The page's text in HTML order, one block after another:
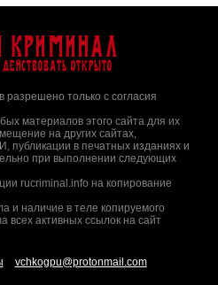
Криминал
открыто
только с согласия
материалов этого сайта для их
на других сайтах,
публикации в печатных изданиях и
при выполнении следующих
rucriminal.info на копирование
и наличие в теле копируемого
всех активных ссылок на сайт
vchkogpu@protonmail.com